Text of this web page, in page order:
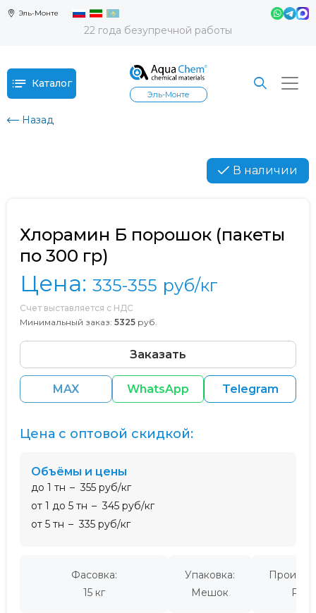
Эль-Монте
22 года безупречной работы
Каталог
Эль-Монте
Назад
В наличии
Хлорамин Б порошок (пакеты
по 300 гр)
Цена: 335-355 руб/кг
Счет выставляется с НДС
Минимальный заказ: 5325 руб.
Заказать
MAX WhatsApp Telegram
Фасовка:
15 кг
Упаковка:
Мешок
Цена с оптовой скидкой:
Объёмы и цены
до 1 тн
355 руб/кг
от 1 до 5 тн
345 руб/кг
от 5 тн
335 руб/кг